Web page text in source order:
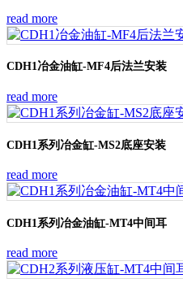
read more
CDH1冶金油缸-MF4后法兰安装
read more
CDH1系列冶金缸-MS2底座安装
read more
CDH1系列冶金油缸-MT4中间耳
read more